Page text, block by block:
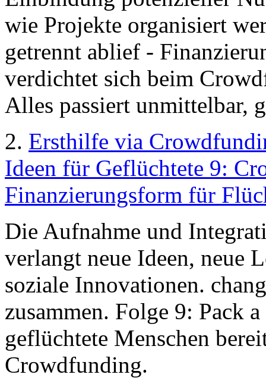
wie Projekte organisiert
getrennt ablief -
verdichtet sich beim
Alles passiert unmittelbar,
2. Ersthilfe via
Ideen für Geflüchtete 9:
Finanzierungsform für
Die Aufnahme und
verlangt neue Ideen, neue
soziale Innovationen.
zusammen. Folge 9: Pack
geflüchtete Menschen
Crowdfunding.